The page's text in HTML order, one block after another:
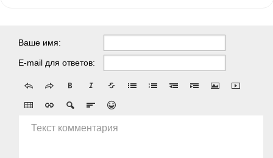
Ваше имя:
E-mail для ответов:
Текст комментария